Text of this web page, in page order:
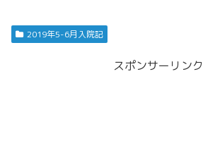
2019年5-6月入院記
スポンサーリンク